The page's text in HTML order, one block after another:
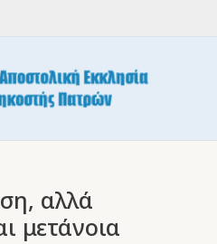
αλλά
μετάνοια